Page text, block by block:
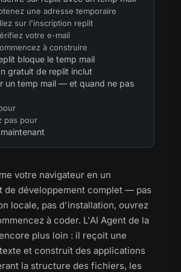
une adresse temporaire
sur l'inscription replit
votre e-mail
à construire
bloque le temp mail
gratuit de replit inclut
un temp mail — et quand ne pas
pas pour
votre navigateur en un
de développement complet — pas
locale, pas d'installation, ouvrez
à coder. L'AI Agent de la
plus loin : il reçoit une
et construit des applications
la structure des fichiers, les